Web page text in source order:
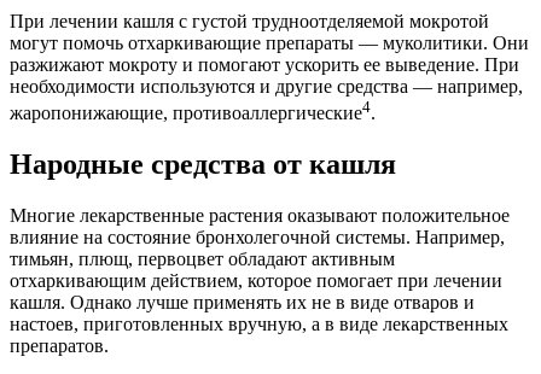
При лечении кашля с густой трудноотделяемой мокротой
могут помочь отхаркивающие препараты — муколитики. Они
разжижают мокроту и помогают ускорить ее выведение. При
необходимости используются и другие средства — например,
жаропонижающие, противоаллергические4.
Народные средства от кашля
Многие лекарственные растения оказывают положительное
влияние на состояние бронхолегочной системы. Например,
тимьян, плющ, первоцвет обладают активным
отхаркивающим действием, которое помогает при лечении
кашля. Однако лучше применять их не в виде отваров и
настоев, приготовленных вручную, а в виде лекарственных
препаратов.